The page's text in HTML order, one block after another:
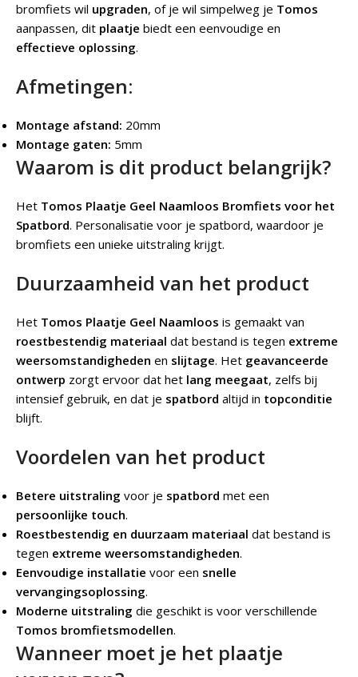
bromfiets wil upgraden, of je wil simpelweg je Tomos
aanpassen, dit plaatje biedt een eenvoudige en
effectieve oplossing.
Afmetingen:
Montage afstand: 20mm
Montage gaten: 5mm
Waarom is dit product belangrijk?
Het Tomos Plaatje Geel Naamloos Bromfiets voor het
Spatbord. Personalisatie voor je spatbord, waardoor je
bromfiets een unieke uitstraling krijgt.
Duurzaamheid van het product
Het Tomos Plaatje Geel Naamloos is gemaakt van
roestbestendig materiaal dat bestand is tegen extreme
weersomstandigheden en slijtage. Het geavanceerde
ontwerp zorgt ervoor dat het lang meegaat, zelfs bij
intensief gebruik, en dat je spatbord altijd in topconditie
blijft.
Voordelen van het product
Betere uitstraling voor je spatbord met een
persoonlijke touch.
Roestbestendig en duurzaam materiaal dat bestand is
tegen extreme weersomstandigheden.
Eenvoudige installatie voor een snelle
vervangingsoplossing.
Moderne uitstraling die geschikt is voor verschillende
Tomos bromfietsmodellen.
Wanneer moet je het plaatje